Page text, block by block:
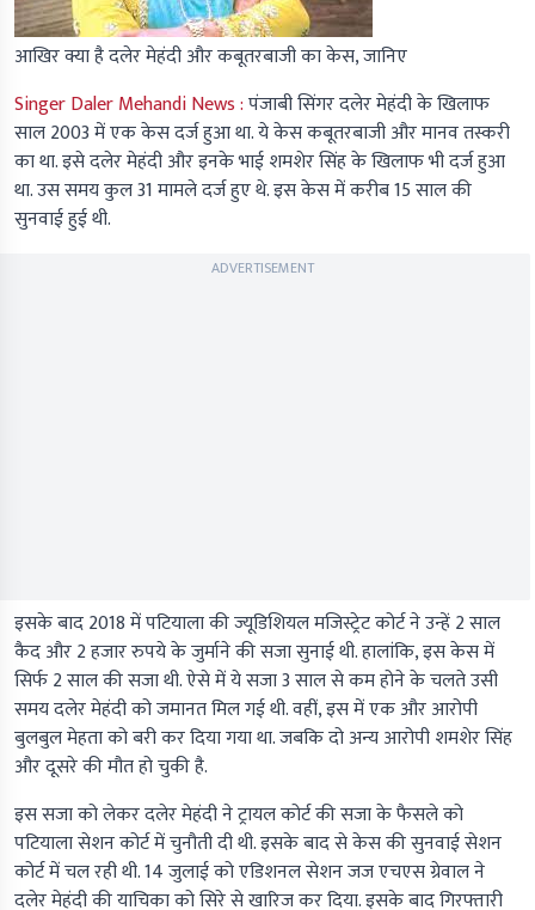
आखिर क्या है दलेर मेहंदी और कबूतरबाजी का केस, जानिए
Singer Daler Mehandi News :पंजाबी सिंगर दलेर मेहंदी के खिलाफ
साल 2003 में एक केस दर्ज हुआ था. ये केस कबूतरबाजी और मानव तस्करी
का था. इसे दलेर मेहंदी और इनके भाई शमशेर सिंह के खिलाफ भी दर्ज हुआ
था. उस समय कुल 31 मामले दर्ज हुए थे. इस केस में करीब 15 साल की
सुनवाई हुई थी.
ADVERTISEMENT
इसके बाद 2018 में पटियाला की ज्यूडिशियल मजिस्ट्रेट कोर्ट ने उन्हें 2 साल
कैद और 2 हजार रुपये के जुर्माने की सजा सुनाई थी. हालांकि, इस केस में
सिर्फ 2 साल की सजा थी. ऐसे में ये सजा 3 साल से कम होने के चलते उसी
समय दलेर मेहंदी को जमानत मिल गई थी. वहीं, इस में एक और आरोपी
बुलबुल मेहता को बरी कर दिया गया था. जबकि दो अन्य आरोपी शमशेर सिंह
और दूसरे की मौत हो चुकी है.
इस सजा को लेकर दलेर मेहंदी ने ट्रायल कोर्ट की सजा के फैसले को
पटियाला सेशन कोर्ट में चुनौती दी थी. इसके बाद से केस की सुनवाई सेशन
कोर्ट में चल रही थी. 14 जुलाई को एडिशनल सेशन जज एचएस ग्रेवाल ने
दलेर मेहंदी की याचिका को सिरे से खारिज कर दिया. इसके बाद गिरफ्तारी